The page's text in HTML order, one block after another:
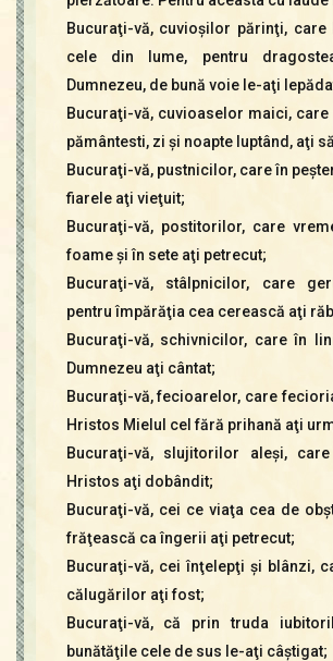
Bucuraţi-vă, cuvioşilor părinţi, care
cele din lume, pentru
Dumnezeu, de bună voie le-aţi
Bucuraţi-vă, cuvioaselor maici,
pământesti, zi şi noapte luptând, aţi
Bucuraţi-vă, pustnicilor, care în
fiarele aţi vieţuit;
Bucuraţi-vă, postitorilor, care
foame şi în sete aţi petrecut;
Bucuraţi-vă, stâlpnicilor, care
pentru împărăţia cea cerească aţi
Bucuraţi-vă, schivnicilor, care în
Dumnezeu aţi cântat;
Bucuraţi-vă, fecioarelor, care
Hristos Mielul cel fără prihană aţi
Bucuraţi-vă, slujitorilor aleşi,
Hristos aţi dobândit;
Bucuraţi-vă, cei ce viaţa cea de
frăţească ca îngerii aţi petrecut;
Bucuraţi-vă, cei înţelepţi şi blânzi,
călugărilor aţi fost;
Bucuraţi-vă, că prin truda
bunătăţile cele de sus le-aţi câştigat;